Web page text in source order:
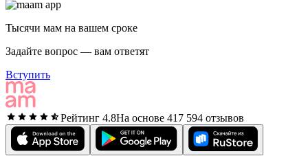
Тысячи мам на вашем сроке
Задайте вопрос — вам ответят
Вступить
Рейтинг 4.8На основе 417 594 отзывов